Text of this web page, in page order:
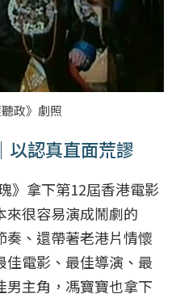
政》劇照
以認真直面荒謬
》拿下第12屆香港電影
來很容易演成鬧劇的
奏、還帶著老港片情懷
佳電影、最佳導演、最
男主角，馮寶寶也拿下